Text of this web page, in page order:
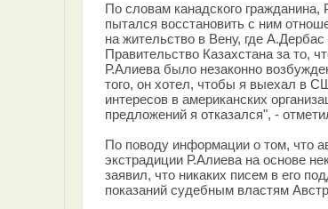
По словам канадского гражданина,
пытался восстановить с ним
на жительство в Вену, где
Правительство Казахстана за то,
Р.Алиева было незаконно
того, он хотел, чтобы я выехал в
интересов в американских
предложений я отказался", -
По поводу информации о том, что
экстрадиции Р.Алиева на основе
заявил, что никаких писем в его
показаний судебным властям